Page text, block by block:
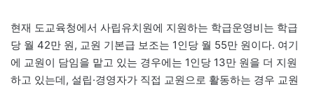
현재 도교육청에서 사립유치원에 지원하는 학급운영비는 학급
당 월 42만 원, 교원 기본급 보조는 1인당 월 55만 원이다. 여기
에 교원이 담임을 맡고 있는 경우에는 1인당 13만 원을 더 지원
하고 있는데, 설립·경영자가 직접 교원으로 활동하는 경우 교원